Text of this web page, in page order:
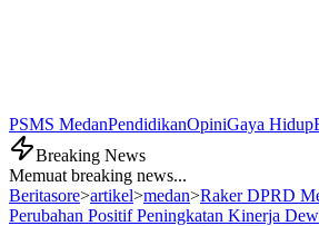
PSMS MedanPendidikanOpiniGaya Hidup
Breaking News
Memuat breaking news...
Beritasore>artikel>medan>Raker DPRD
Perubahan Positif Peningkatan Kinerja